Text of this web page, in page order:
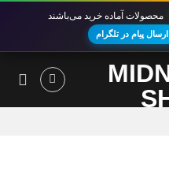
محصولات آماده خرید می‌باشند
ارسال پیام در تلگرام